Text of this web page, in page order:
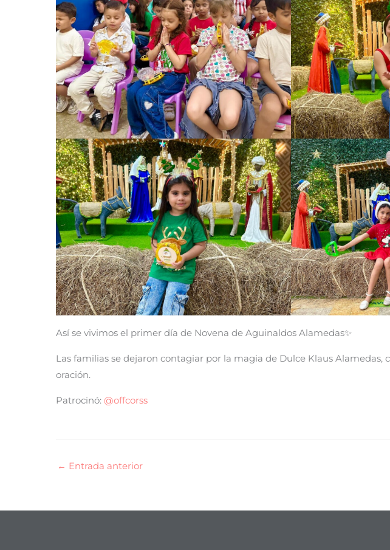
Así se vivimos el primer día de Novena de Aguinaldos Alamedas✨
Las familias se dejaron contagiar por la magia de Dulce Klaus
oración.
Patrocinó: @offcorss
← Entrada anterior